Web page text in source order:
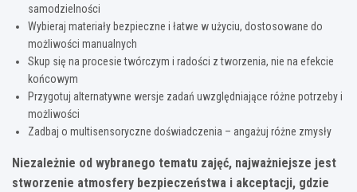
samodzielności
Wybieraj materiały bezpieczne i łatwe w użyciu, dostosowane do
możliwości manualnych
Skup się na procesie twórczym i radości z tworzenia, nie na efekcie
końcowym
Przygotuj alternatywne wersje zadań uwzględniające różne potrzeby i
możliwości
Zadbaj o multisensoryczne doświadczenia – angażuj różne zmysły
Niezależnie od wybranego tematu zajęć, najważniejsze jest
stworzenie atmosfery bezpieczeństwa i akceptacji, gdzie